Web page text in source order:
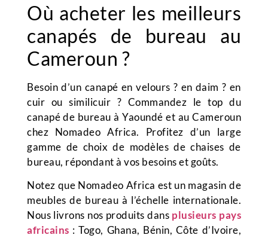
Où acheter les meilleurs
canapés de bureau au
Cameroun ?
Besoin d’un canapé en velours ? en daim ? en
cuir ou similicuir ? Commandez le top du
canapé de bureau à Yaoundé et au Cameroun
chez Nomadeo Africa. Profitez d’un large
gamme de choix de modèles de chaises de
bureau, répondant à vos besoins et goûts.
Notez que Nomadeo Africa est un magasin de
meubles de bureau à l’échelle internationale.
Nous livrons nos produits dans plusieurs pays
africains : Togo, Ghana, Bénin, Côte d’Ivoire,